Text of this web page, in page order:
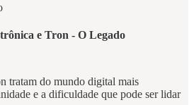
e Tron - O Legado
tratam do mundo digital mais
e a dificuldade que pode ser lidar